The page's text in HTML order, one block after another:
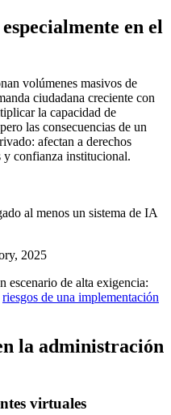
en el
volúmenes masivos de
ciudadana creciente con
la capacidad de
las consecuencias de un
afectan a derechos
y confianza institucional.
al menos un sistema de IA
2025
escenario de alta exigencia:
riesgos de una implementación
la administración
virtuales